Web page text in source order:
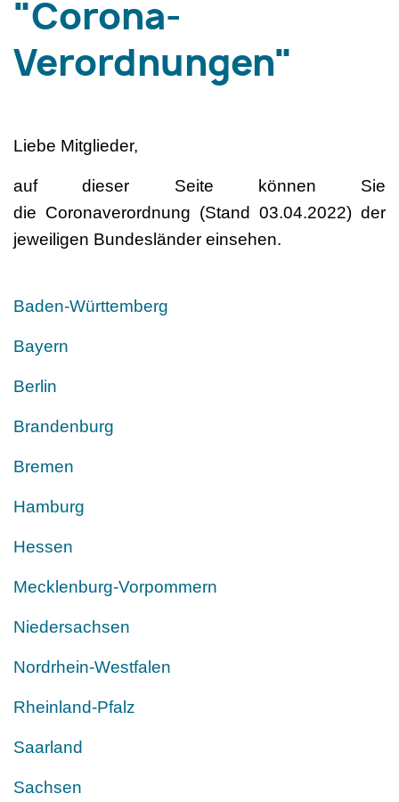
"Corona-
Verordnungen"
Liebe Mitglieder,
auf dieser Seite können Sie
die Coronaverordnung (Stand 03.04.2022) der
jeweiligen Bundesländer einsehen.
Baden-Württemberg
Bayern
Berlin
Brandenburg
Bremen
Hamburg
Hessen
Mecklenburg-Vorpommern
Niedersachsen
Nordrhein-Westfalen
Rheinland-Pfalz
Saarland
Sachsen